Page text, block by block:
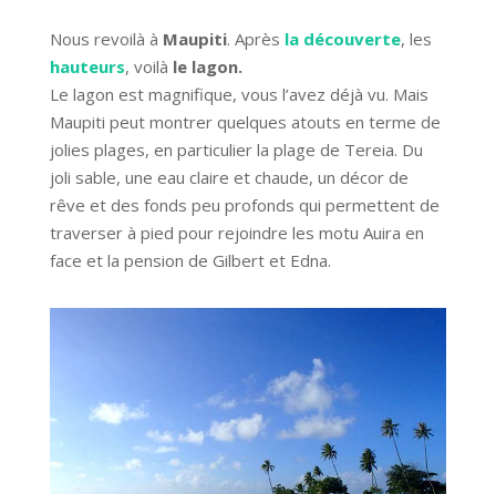
Nous revoilà à Maupiti. Après la découverte, les
hauteurs, voilà le lagon.
Le lagon est magnifique, vous l’avez déjà vu. Mais
Maupiti peut montrer quelques atouts en terme de
jolies plages, en particulier la plage de Tereia. Du
joli sable, une eau claire et chaude, un décor de
rêve et des fonds peu profonds qui permettent de
traverser à pied pour rejoindre les motu Auira en
face et la pension de Gilbert et Edna.